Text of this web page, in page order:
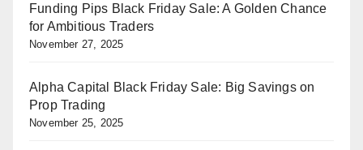
Funding Pips Black Friday Sale: A Golden Chance
for Ambitious Traders
November 27, 2025
Alpha Capital Black Friday Sale: Big Savings on
Prop Trading
November 25, 2025